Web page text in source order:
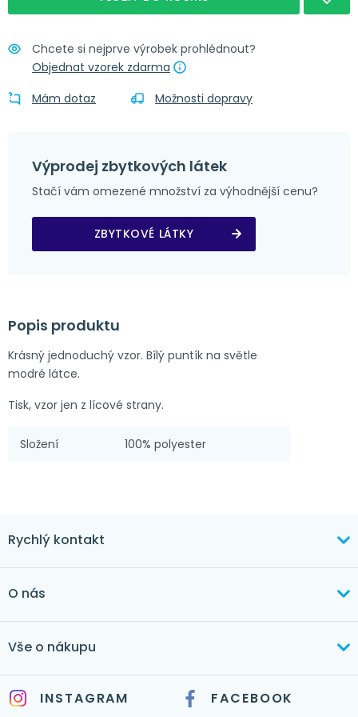
Obšití + poutka 4x8 cm Nápověda
Chcete si nejprve výrobek prohlédnout?
Objednat vzorek zdarma
Mám dotaz
Možnosti dopravy
Výprodej zbytkových látek
Stačí vám omezené množství za výhodnější cenu?
ZBYTKOVÉ LÁTKY
Popis produktu
Krásný jednoduchý vzor. Bílý puntík na světle
modré látce.
Tisk, vzor jen z lícové strany.
Složení 100% polyester
Rychlý kontakt
+420 771 144 779
info@byt-tex.cz
O nás
Služby
Vše o nákupu
INSTAGRAM FACEBOOK